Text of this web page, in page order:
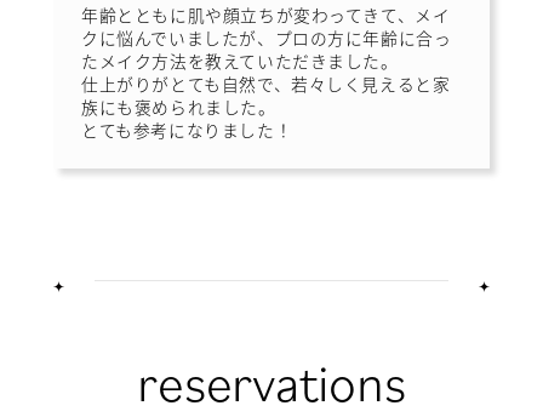
年齢とともに肌や顔立ちが変わってきて、メイ
クに悩んでいましたが、プロの方に年齢に合っ
たメイク方法を教えていただきました。
仕上がりがとても自然で、若々しく見えると家
族にも褒められました。
とても参考になりました！
reservations